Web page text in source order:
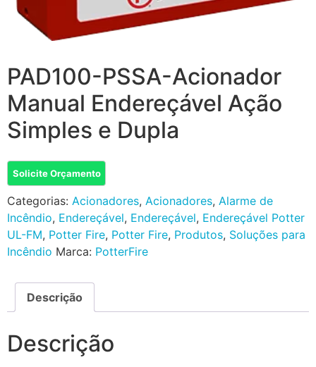
PAD100-PSSA-Acionador
Manual Endereçável Ação
Simples e Dupla
Solicite Orçamento
Categorias: Acionadores, Acionadores, Alarme de
Incêndio, Endereçável, Endereçável, Endereçável Potter
UL-FM, Potter Fire, Potter Fire, Produtos, Soluções para
Incêndio Marca: PotterFire
Descrição
Descrição